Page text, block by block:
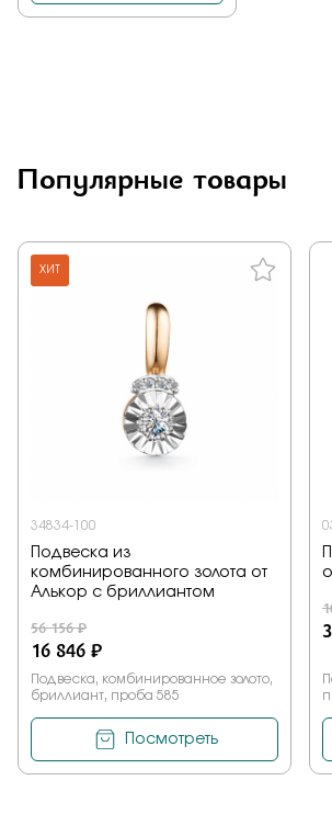
Популярные товары
ХИТ
34834-100
Подвеска из
комбинированного золота от
Алькор с бриллиантом
56 156 ₽
16 846 ₽
Подвеска, комбинированное золото,
бриллиант, проба 585
Посмотреть